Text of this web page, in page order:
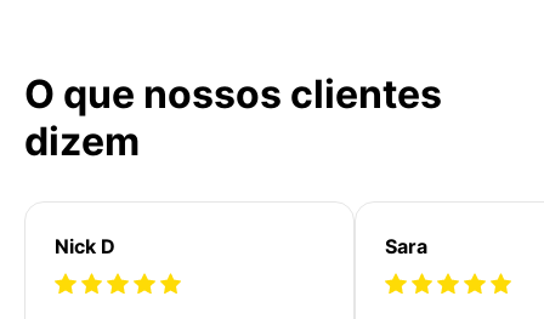
O que nossos clientes
dizem
Nick D Sara